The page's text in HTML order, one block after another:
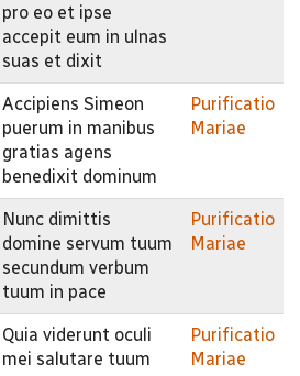
pro eo et ipse
accepit eum in ulnas
suas et dixit
Accipiens Simeon
puerum in manibus
gratias agens
benedixit dominum
Purificatio
Mariae
Nunc dimittis
domine servum tuum
secundum verbum
tuum in pace
Purificatio
Mariae
Quia viderunt oculi
mei salutare tuum
Purificatio
Mariae